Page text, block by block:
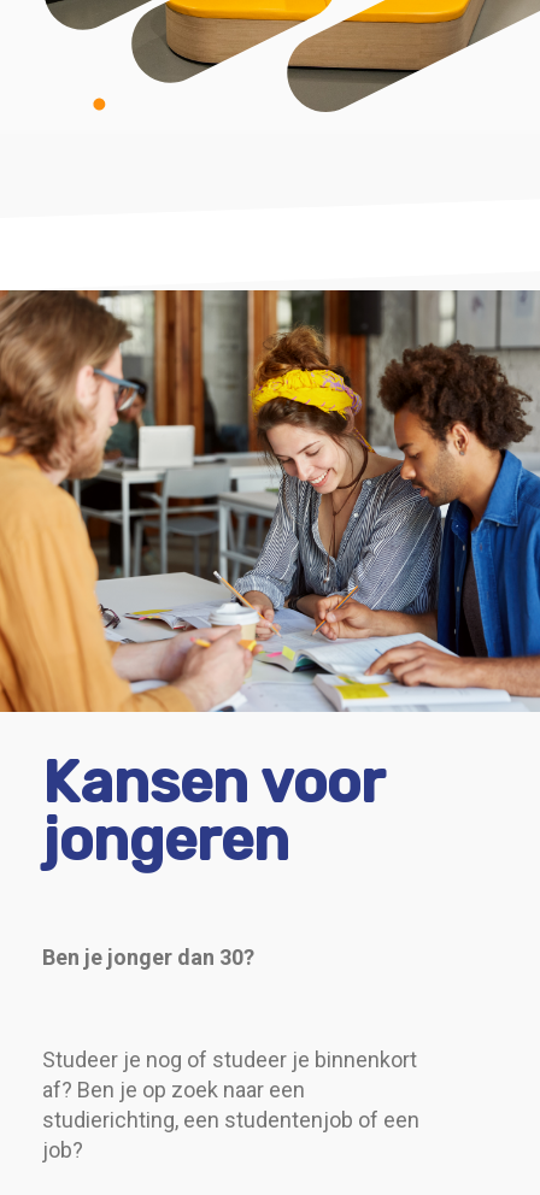
Kansen voor
jongeren
Ben je jonger dan 30?
Studeer je nog of studeer je binnenkort
af? Ben je op zoek naar een
studierichting, een studentenjob of een
job?